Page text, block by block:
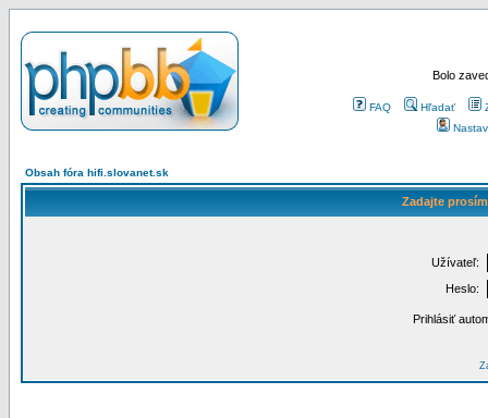
Bolo
FAQ Hľadať
Obsah fóra hifi.slovanet.sk
Zadajte
Užívateľ:
Heslo:
Prihlásiť